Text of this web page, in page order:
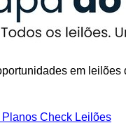
em
Planos Check Leilões